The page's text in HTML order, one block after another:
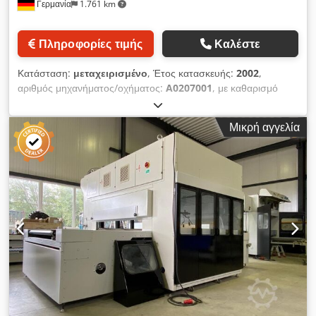
Γερμανία 1.761 km
Πληροφορίες τιμής Καλέστε
Κατάσταση: μεταχειρισμένο, Έτος κατασκευής: 2002,
αριθμός μηχανήματος/οχήματος: A0207001, με καθαρισμό
ταινίας στην έξοδο της μηχανής κάτω από αναδιπλούμενο
τραπέζι με μεταφορική ταινία. Το 2021 ανανεώθηκαν: - η PLC-
κονσόλα ελέγχου, - το χειριστήριο αφής (touch screen), και - ο
μετατροπέας συχνότητας για τον κινητήρα ψεκαστικών
πιστολιών. - Κατασκευαστής: Venjakob - Τύπος: HGS-Duo/C -
Ανακατασκευή: 2026 (έτος κατασκευής 2002) - Πλάτος
εργασίας: 1.300 mm - Πλευρά χειρισμού: δεξιά - Τιμή για
ανακατασκευασμένη μηχανή - Τρέχουσα κατάσταση: στη φάση
ανακατασκευής - Κινητήρας ψεκαστικών πιστολιών σε Duo
διάταξη - Ξηρή αναρρόφηση - Ισχύς απαγωγής: 10.000 m³/h -
Διάμετρος στομίου αναρρόφησης: 500 mm - Σύστημα
μεταφορικής ταινίας - Ταχύτητα προώθησης περίπου 5 ως 14
m/min - Με σύστημα καθαρισμού ταινίας - Με σύστημα
ανάκτησης βερνικιού μέσω V-Band - Έλεγχος πιστολιών με
οθόνη αφής Dcedjx Ihvvopfx Agkek - 1 εγκατεστημένος
Μικρή αγγελία